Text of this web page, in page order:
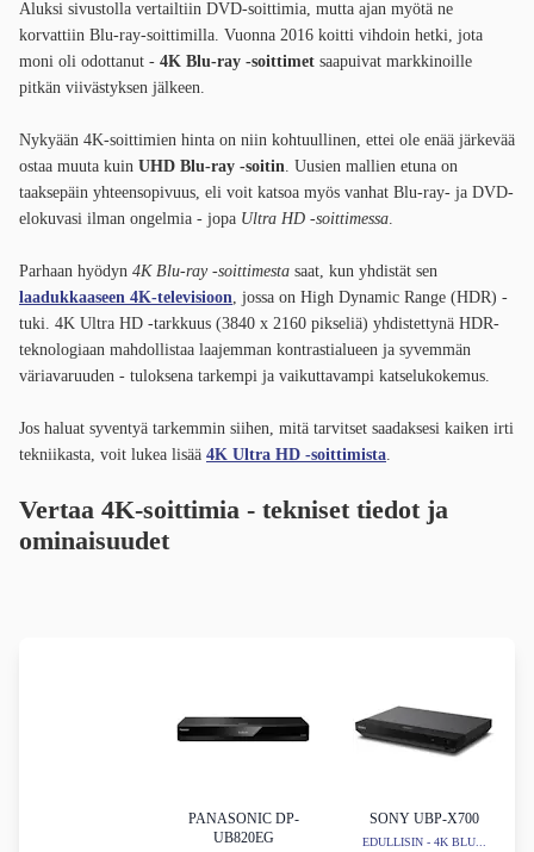
Aluksi sivustolla vertailtiin DVD-soittimia, mutta ajan myötä ne
korvattiin Blu-ray-soittimilla. Vuonna 2016 koitti vihdoin hetki, jota
moni oli odottanut - 4K Blu-ray -soittimet saapuivat markkinoille
pitkän viivästyksen jälkeen.
Nykyään 4K-soittimien hinta on niin kohtuullinen, ettei ole enää järkevää
ostaa muuta kuin UHD Blu-ray -soitin . Uusien mallien etuna on
taaksepäin yhteensopivuus, eli voit katsoa myös vanhat Blu-ray- ja DVD-
elokuvasi ilman ongelmia - jopa Ultra HD -soittimessa
Parhaan hyödyn 4K Blu-ray -soittimesta saat, kun yhdistät sen
laadukkaaseen 4K-televisioon , jossa on High Dynamic Range (HDR) -
tuki. 4K Ultra HD -tarkkuus (3840 x 2160 pikseliä) yhdistettynä HDR-
teknologiaan mahdollistaa laajemman kontrastialueen ja syvemmän
väriavaruuden - tuloksena tarkempi ja vaikuttavampi katselukokemus.
Jos haluat syventyä tarkemmin siihen, mitä tarvitset saadaksesi kaiken irti
tekniikasta, voit lukea lisää 4K Ultra HD -soittimista
Vertaa 4K-soittimia - tekniset tiedot ja
ominaisuudet
PANASONIC DP-
UB820EG
SONY UBP-X700
EDULLISIN - 4K BLU...